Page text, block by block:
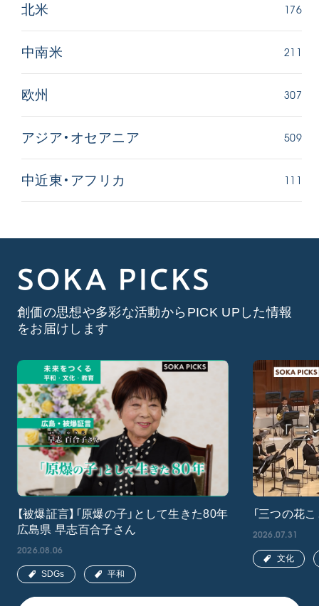
北米 176
中南米 211
欧州 307
アジア・オセアニア 509
中近東・アフリカ 111
SOKA PICKS
創価の思想や多彩な活動からPICK UPした情報
をお届けします
【被爆証言】「原爆の子」として生きた80年
広島県 早志百合子さん
2026.08.06
SDGs 平和
「三つの花
2026.07.31
文化